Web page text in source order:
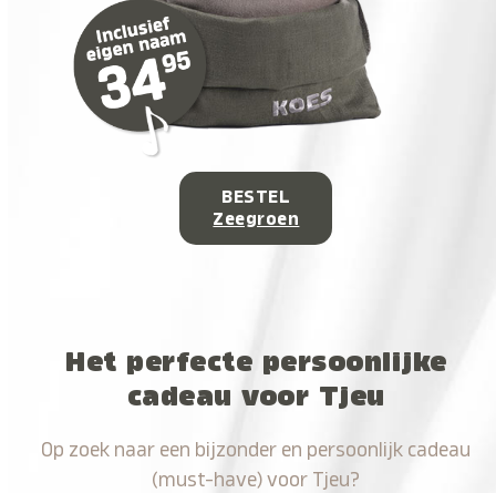
BESTEL
Zeegroen
Het perfecte persoonlijke
cadeau voor Tjeu
Op zoek naar een bijzonder en persoonlijk cadeau
(must-have) voor Tjeu?